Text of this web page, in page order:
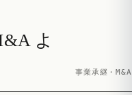
よ
事業承継・M&A